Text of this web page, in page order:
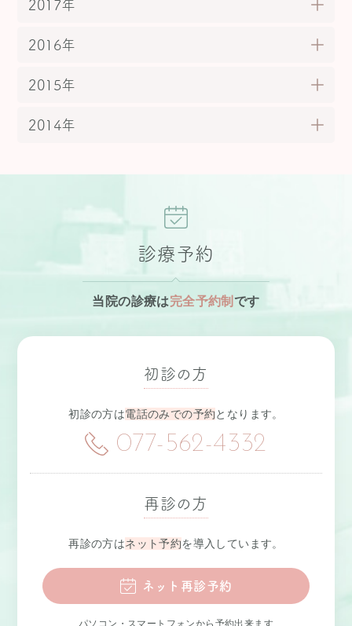
2017年
2016年
2015年
2014年
診療予約
当院の診療は完全予約制 です
初診の方
初診の方は電話のみでの予約となります。
077-562-4332
再診の方
再診の方はネット予約を導入しています。
ネット再診予約
パソコン・スマートフォンから予約出来ます